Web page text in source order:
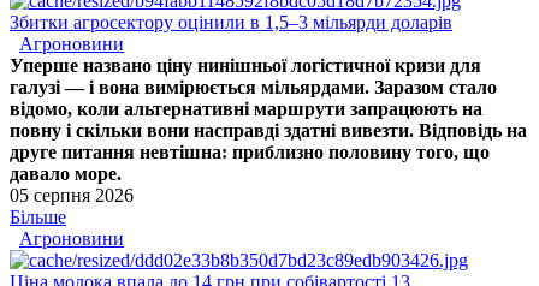
Збитки агросектору оцінили в 1,5–3 мільярди доларів
Агроновини
Уперше названо ціну нинішньої логістичної кризи для
галузі — і вона вимірюється мільярдами. Заразом стало
відомо, коли альтернативні маршрути запрацюють на
повну і скільки вони насправді здатні вивезти. Відповідь на
друге питання невтішна: приблизно половину того, що
давало море.
05 серпня 2026
Більше
Агроновини